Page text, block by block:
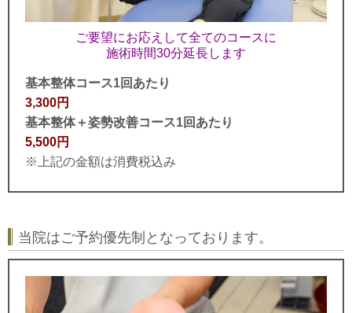
ご要望にお応えして全てのコースに
施術時間30分延長します
基本整体コース1回あたり
3,300円
基本整体＋姿勢改善コース1回あたり
5,500円
※上記の金額は消費税込み
当院はご予約優先制となっております。